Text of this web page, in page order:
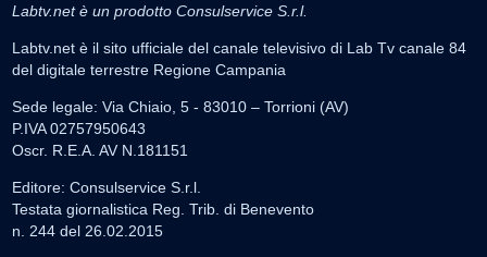
Labtv.net è un prodotto Consulservice S.r.l.
Labtv.net è il sito ufficiale del canale televisivo di Lab Tv canale 84
del digitale terrestre Regione Campania
Sede legale: Via Chiaio, 5 - 83010 – Torrioni (AV)
P.IVA 02757950643
Oscr. R.E.A. AV N.181151
Editore: Consulservice S.r.l.
Testata giornalistica Reg. Trib. di Benevento
n. 244 del 26.02.2015